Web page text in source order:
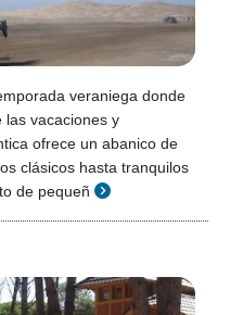
veraniega donde
las vacaciones y
ofrece un abanico de
clásicos hasta tranquilos
de pequeñ